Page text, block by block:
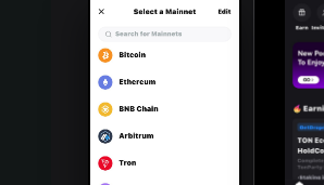
Português (Portugal)
Bahasa Indonesia